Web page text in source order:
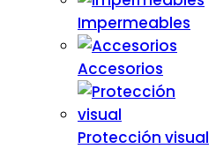
Impermeables
Accesorios
Protección visual